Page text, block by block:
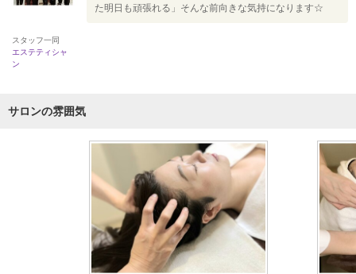
スタッフ一同
エステティシャ
ン
た明日も頑張れる」そんな前向きな気持になります☆
サロンの雰囲気